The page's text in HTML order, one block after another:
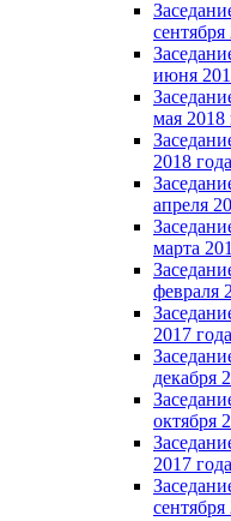
сентября
июня
мая 2018
2018 года
апреля
марта
февраля
2017 года
декабря
октября
2017 года
сентября